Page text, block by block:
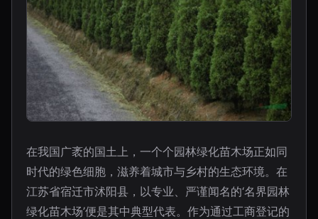
在我国广袤的国土上，一个个园林绿化苗木场正如同
时代的绿色细胞，滋养着城市与乡村的生态环境。在
江苏省宿迁市沭阳县，以专业、严谨闻名的‘名界园林
绿化苗木场’便是其中典型代表。作为通过工商登记的